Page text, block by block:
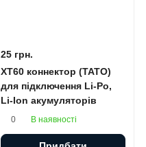
25 грн.
XT60 коннектор (ТАТО)
для підключення Li-Po,
Li-Ion акумуляторів
0 В наявності